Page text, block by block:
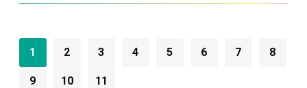
1 2 3 4 5 6 7 8
9 10 11